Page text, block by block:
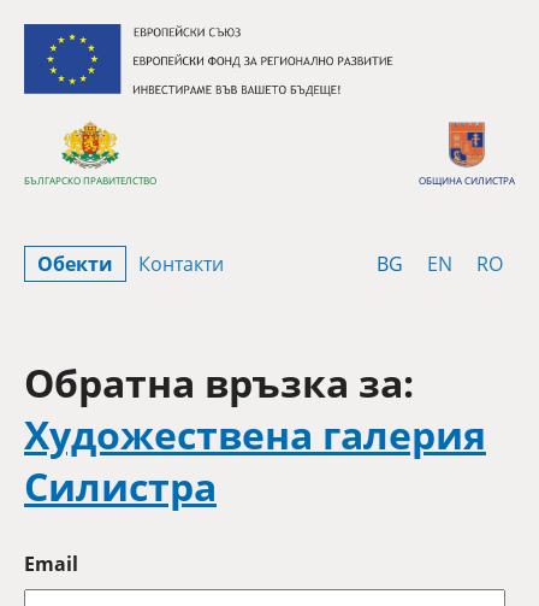
БЪЛГАРСКО ПРАВИТЕЛСТВО ОБЩИНА СИЛИСТРА
BG Bulgarian
EN English
RO
Обекти Контакти
Обратна връзка за:
Художествена галерия
Силистра
Email